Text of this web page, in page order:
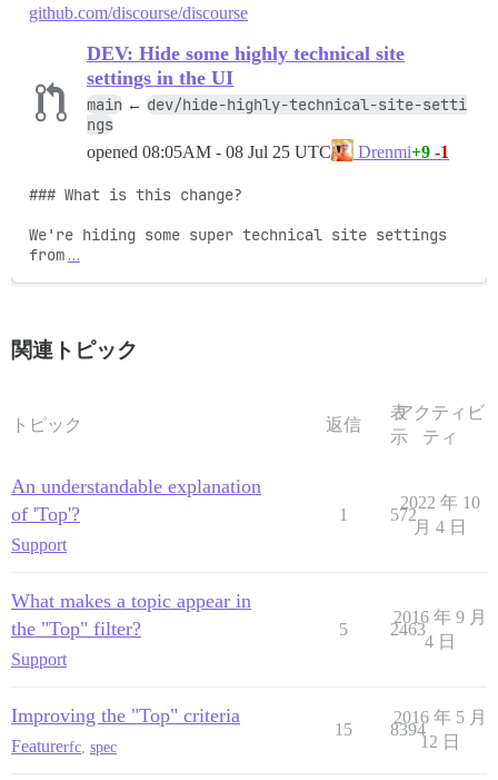
github.com/discourse/discourse
DEV: Hide some highly technical site
settings in the UI
main ← dev/hide-highly-technical-site-setti
ngs
opened 08:05AM - 08 Jul 25 UTC Drenmi+9 -1
### What is this change?
We're hiding some super technical site settings
from …
関連トピック
トピック 返信
表
示
アクティビ
ティ
An understandable explanation
of 'Top'?
Support
1 572
2022 年 10
月 4 日
What makes a topic appear in
the "Top" filter?
Support
5 2463
2016 年 9 月
4 日
Improving the "Top" criteria
Featurerfc spec
15 8394
2016 年 5 月
12 日